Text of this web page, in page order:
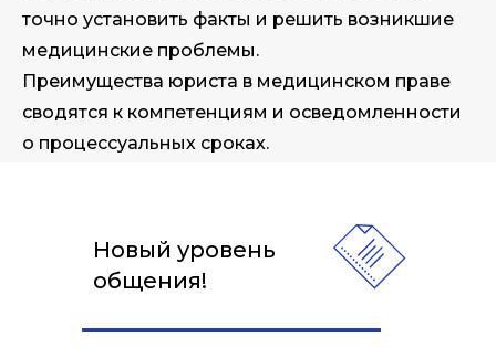
точно установить факты и решить возникшие
медицинские проблемы.
Преимущества юриста в медицинском праве
сводятся к компетенциям и осведомленности
о процессуальных сроках.
Новый уровень
общения!